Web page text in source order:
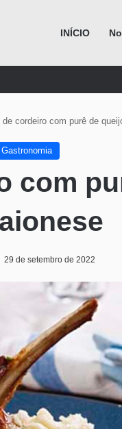
INÍCIO
de cordeiro com purê de
Gastronomia
com
29 de setembro de 2022